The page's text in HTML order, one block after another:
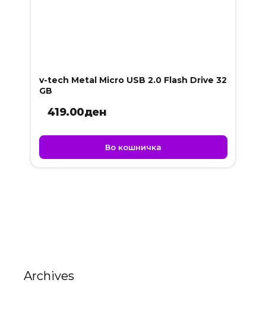
v-tech Metal Micro USB 2.0 Flash Drive 32
GB
419.00ден
Во кошничка
Archives